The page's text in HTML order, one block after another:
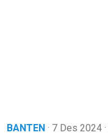
BANTEN· 7 Des 2024·